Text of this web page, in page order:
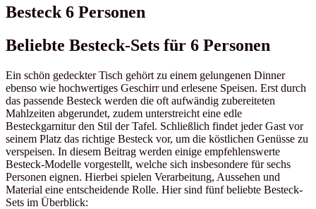
Besteck 6 Personen
Beliebte Besteck-Sets für 6 Personen
Ein schön gedeckter Tisch gehört zu einem gelungenen Dinner
ebenso wie hochwertiges Geschirr und erlesene Speisen. Erst durch
das passende Besteck werden die oft aufwändig zubereiteten
Mahlzeiten abgerundet, zudem unterstreicht eine edle
Besteckgarnitur den Stil der Tafel. Schließlich findet jeder Gast vor
seinem Platz das richtige Besteck vor, um die köstlichen Genüsse zu
verspeisen. In diesem Beitrag werden einige empfehlenswerte
Besteck-Modelle vorgestellt, welche sich insbesondere für sechs
Personen eignen. Hierbei spielen Verarbeitung, Aussehen und
Material eine entscheidende Rolle. Hier sind fünf beliebte Besteck-
Sets im Überblick: